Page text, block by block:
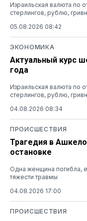
Израильская валюта по
стерлингов, рублю,
05.08.2026 08:42
ЭКОНОМИКА
Актуальный курс
года
Израильская валюта по
стерлингов, рублю,
04.08.2026 08:34
ПРОИСШЕСТВИЯ
Трагедия в
остановке
Одна женщина погибла,
тяжести травмы
04.08.2026 17:00
ПРОИСШЕСТВИЯ